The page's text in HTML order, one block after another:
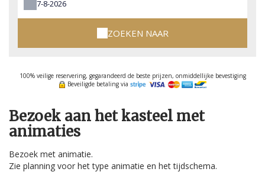
ZOEKEN NAAR
100% veilige reservering, gegarandeerd de beste prijzen, onmiddellijke bevestiging
Beveiligde betaling via
Bezoek aan het kasteel met
animaties
Bezoek met animatie.
Zie planning voor het type animatie en het tijdschema.